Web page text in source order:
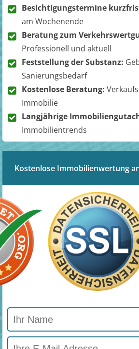
Besichtigungstermine
am Wochenende
Beratung zum
Professionell und aktuell
Feststellung der Substanz:
Sanierungsbedarf
Kostenlose Beratung:
Immobilie
Langjährige
Immobilientrends
Kostenlose Immobilienwertung